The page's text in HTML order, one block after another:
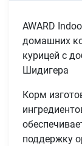
AWARD
домашних
курицей с
Шидигера
Корм
поддержку